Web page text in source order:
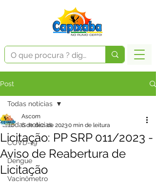
Post
Todas notícias
COVD-19
Dengue
Vacinômetro
Todas notícias
Licitação: PP SRP 011/2023 -
Aviso de Reabertura de
Licitação
Ascom
6 de dez. de 20230 min de leitura